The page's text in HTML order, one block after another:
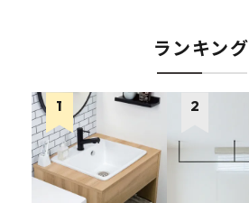
ランキング